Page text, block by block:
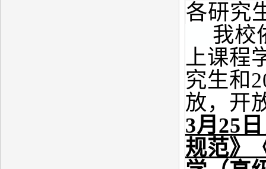
各研究
我校
上课程
究生和
放，开
3月25
规范》